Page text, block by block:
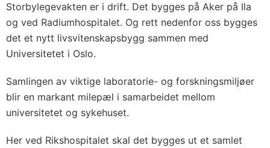
Storbylegevakten er i drift. Det bygges på Aker på Ila
og ved Radiumhospitalet. Og rett nedenfor oss bygges
det et nytt livsvitenskapsbygg sammen med
Universitetet i Oslo.
Samlingen av viktige laboratorie- og forskningsmiljøer
blir en markant milepæl i samarbeidet mellom
universitetet og sykehuset.
Her ved Rikshospitalet skal det bygges ut et samlet